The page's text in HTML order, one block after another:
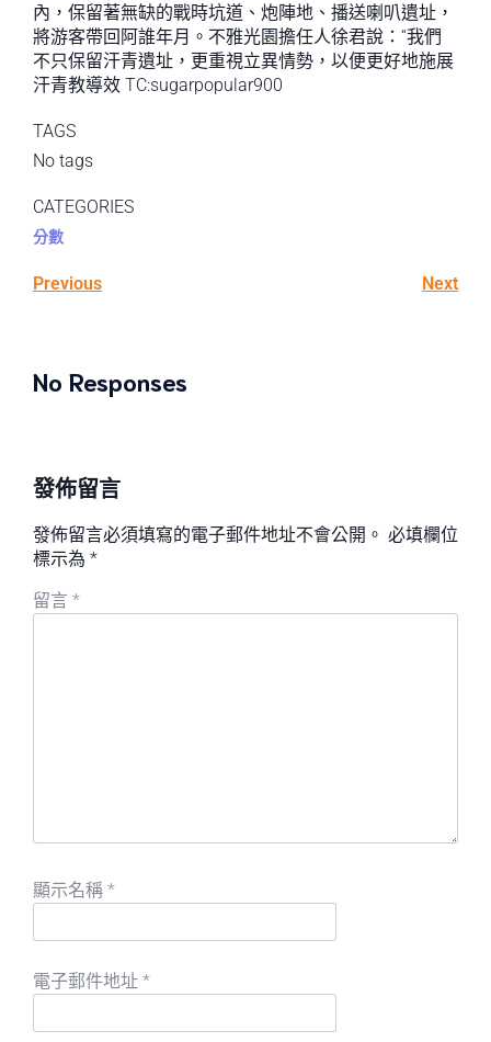
內，保留著無缺的戰時坑道、炮陣地、播送喇叭遺址，
將游客帶回阿誰年月。不雅光園擔任人徐君說：“我們
不只保留汗青遺址，更重視立異情勢，以便更好地施展
汗青教導效 TC:sugarpopular900
TAGS
No tags
CATEGORIES
分數
Previous Next
No Responses
發佈留言
發佈留言必須填寫的電子郵件地址不會公開。 必填欄位
標示為 *
留言 *
顯示名稱 *
電子郵件地址 *